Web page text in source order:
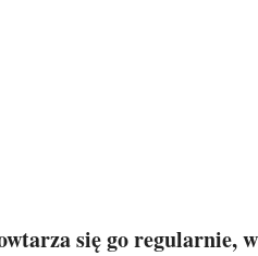
się go regularnie,